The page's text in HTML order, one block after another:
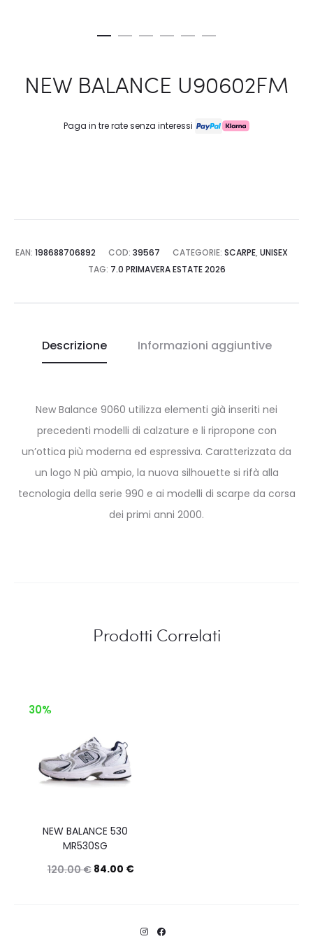
NEW BALANCE U90602FM
Paga in tre rate senza interessi
EAN: 198688706892 COD: 39567 CATEGORIE: SCARPE, UNISEX
TAG: 7.0 PRIMAVERA ESTATE 2026
Descrizione Informazioni aggiuntive
New Balance 9060 utilizza elementi già inseriti nei
precedenti modelli di calzature e li ripropone con
un’ottica più moderna ed espressiva. Caratterizzata da
un logo N più ampio, la nuova silhouette si rifà alla
tecnologia della serie 990 e ai modelli di scarpe da corsa
dei primi anni 2000.
Prodotti Correlati
30%
NEW BALANCE 530
MR530SG
120.00€ 84.00 €